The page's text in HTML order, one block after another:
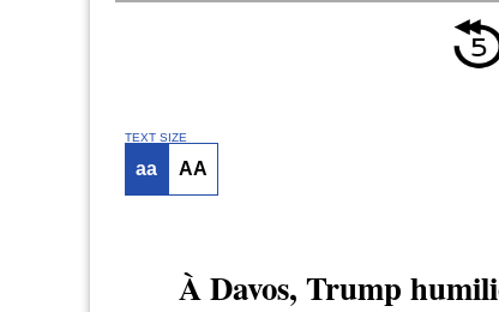
TEXT SIZE
aa AA
À Davos, Trump